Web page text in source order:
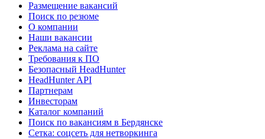
Размещение вакансий
Поиск по резюме
О компании
Наши вакансии
Реклама на сайте
Требования к ПО
Безопасный HeadHunter
HeadHunter API
Партнерам
Инвесторам
Каталог компаний
Поиск по вакансиям в Бердянске
Сетка: соцсеть для нетворкинга